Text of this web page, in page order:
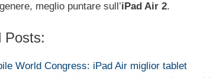
meglio puntare sull’iPad Air 2.
Posts:
World Congress: iPad Air miglior tablet